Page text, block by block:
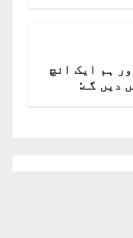
ہم ایک انچ
دیں گے: